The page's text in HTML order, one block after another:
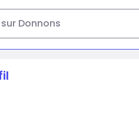
Donnons